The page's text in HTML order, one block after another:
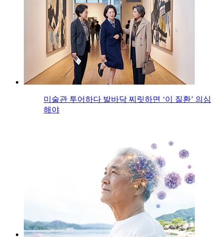
미술관 투어하다 발바닥 찌릿하면 ‘이 질환’ 의심
해야